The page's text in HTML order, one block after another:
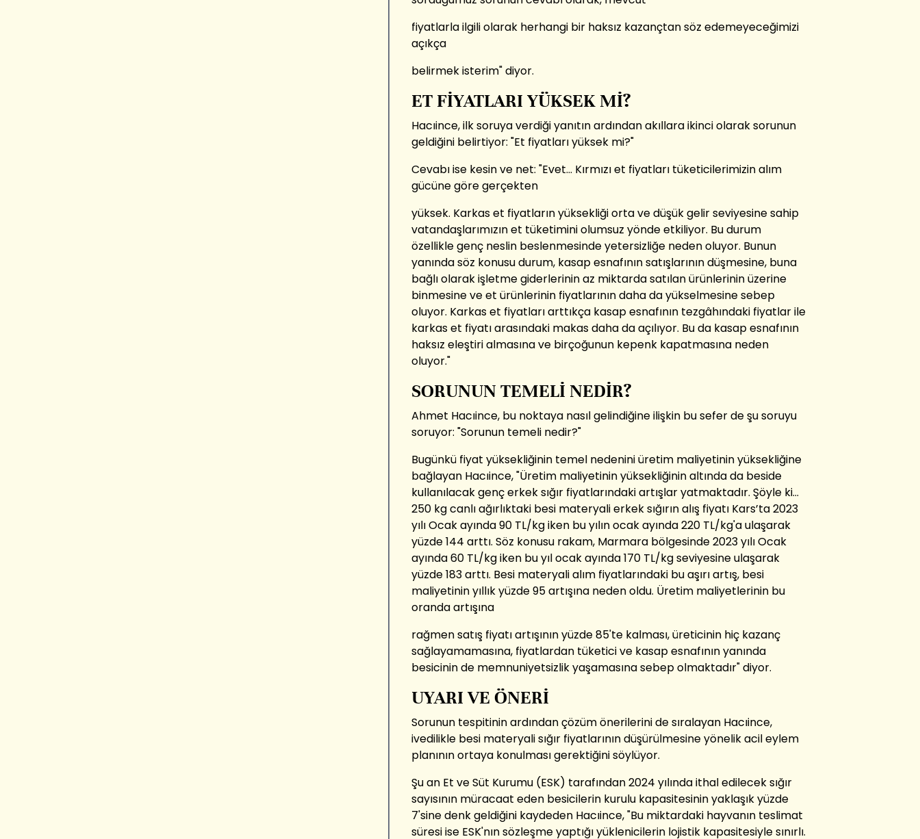
fiyatlarla ilgili olarak herhangi bir haksız kazançtan söz edemeyeceğimizi
açıkça
belirmek isterim" diyor.
ET FİYATLARI YÜKSEK Mİ?
Hacıince, ilk soruya verdiği yanıtın ardından akıllara ikinci olarak sorunun
geldiğini belirtiyor: "Et fiyatları yüksek mi?"
Cevabı ise kesin ve net: "Evet... Kırmızı et fiyatları tüketicilerimizin alım
gücüne göre gerçekten
yüksek. Karkas et fiyatların yüksekliği orta ve düşük gelir seviyesine sahip
vatandaşlarımızın et tüketimini olumsuz yönde etkiliyor. Bu durum
özellikle genç neslin beslenmesinde yetersizliğe neden oluyor. Bunun
yanında söz konusu durum, kasap esnafının satışlarının düşmesine, buna
bağlı olarak işletme giderlerinin az miktarda satılan ürünlerinin üzerine
binmesine ve et ürünlerinin fiyatlarının daha da yükselmesine sebep
oluyor. Karkas et fiyatları arttıkça kasap esnafının tezgâhındaki fiyatlar ile
karkas et fiyatı arasındaki makas daha da açılıyor. Bu da kasap esnafının
haksız eleştiri almasına ve birçoğunun kepenk kapatmasına neden
oluyor."
SORUNUN TEMELİ NEDİR?
Ahmet Hacıince, bu noktaya nasıl gelindiğine ilişkin bu sefer de şu soruyu
soruyor: "Sorunun temeli nedir?"
Bugünkü fiyat yüksekliğinin temel nedenini üretim maliyetinin yüksekliğine
bağlayan Hacıince, "Üretim maliyetinin yüksekliğinin altında da beside
kullanılacak genç erkek sığır fiyatlarındaki artışlar yatmaktadır. Şöyle ki...
250 kg canlı ağırlıktaki besi materyali erkek sığırın alış fiyatı Kars’ta 2023
yılı Ocak ayında 90 TL/kg iken bu yılın ocak ayında 220 TL/kg'a ulaşarak
yüzde 144 arttı. Söz konusu rakam, Marmara bölgesinde 2023 yılı Ocak
ayında 60 TL/kg iken bu yıl ocak ayında 170 TL/kg seviyesine ulaşarak
yüzde 183 arttı. Besi materyali alım fiyatlarındaki bu aşırı artış, besi
maliyetinin yıllık yüzde 95 artışına neden oldu. Üretim maliyetlerinin bu
oranda artışına
rağmen satış fiyatı artışının yüzde 85'te kalması, üreticinin hiç kazanç
sağlayamamasına, fiyatlardan tüketici ve kasap esnafının yanında
besicinin de memnuniyetsizlik yaşamasına sebep olmaktadır" diyor.
UYARI VE ÖNERİ
Sorunun tespitinin ardından çözüm önerilerini de sıralayan Hacıince,
ivedilikle besi materyali sığır fiyatlarının düşürülmesine yönelik acil eylem
planının ortaya konulması gerektiğini söylüyor.
Şu an Et ve Süt Kurumu (ESK) tarafından 2024 yılında ithal edilecek sığır
sayısının müracaat eden besicilerin kurulu kapasitesinin yaklaşık yüzde
7'sine denk geldiğini kaydeden Hacıince, "Bu miktardaki hayvanın teslimat
süresi ise ESK'nın sözleşme yaptığı yüklenicilerin lojistik kapasitesiyle sınırlı.